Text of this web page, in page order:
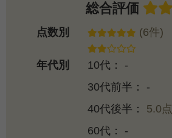
総合評価
点数別 (6件)
年代別 10代： -
30代前半： -
40代後半： 5.0点
60代： -